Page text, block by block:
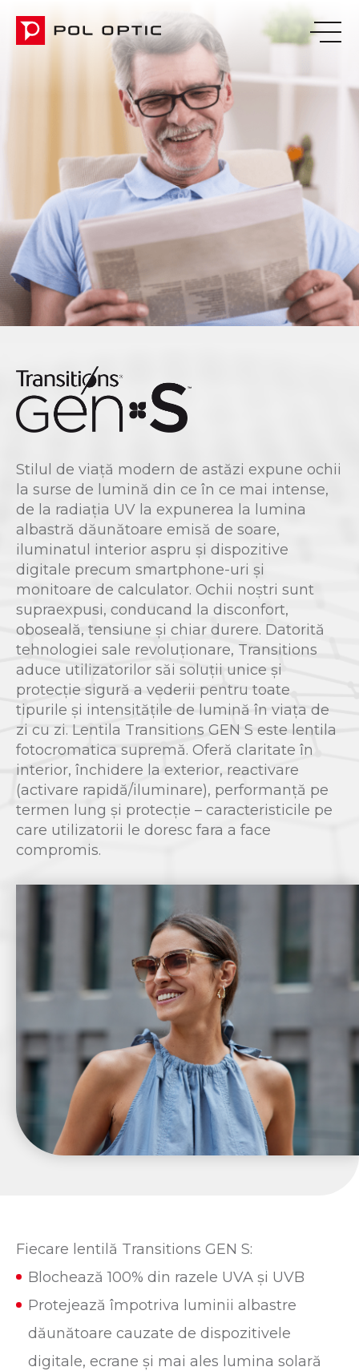
Stilul de viață modern de astăzi expune ochii
la surse de lumină din ce în ce mai intense,
de la radiația UV la expunerea la lumina
albastră dăunătoare emisă de soare,
iluminatul interior aspru și dispozitive
digitale precum smartphone-uri și
monitoare de calculator. Ochii noștri sunt
supraexpusi, conducand la disconfort,
oboseală, tensiune și chiar durere. Datorită
tehnologiei sale revoluționare, Transitions
aduce utilizatorilor săi soluții unice și
protecție sigură a vederii pentru toate
tipurile și intensitățile de lumină în viața de
zi cu zi. Lentila Transitions GEN S este lentila
fotocromatica supremă. Oferă claritate în
interior, închidere la exterior, reactivare
(activare rapidă/iluminare), performanță pe
termen lung și protecție – caracteristicile pe
care utilizatorii le doresc fara a face
compromis.
Fiecare lentilă Transitions GEN S:
Blochează 100% din razele UVA și UVB
Protejează împotriva luminii albastre
dăunătoare cauzate de dispozitivele
digitale, ecrane și mai ales lumina solară